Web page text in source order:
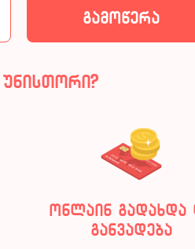
ონლაინ გადახდა
განვადება